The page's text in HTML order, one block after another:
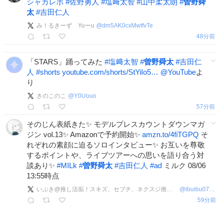
シャカレボ #佐野勇人 #塩﨑太智 #山中柔太朗 #曽野舜
太 #吉田仁人
み！るきーず Yuーu @dm5AK0cxMwtfvTe
48分前
「STARS」踊ってみた #塩﨑太智 #曽野舜太 #吉田仁
人 #shorts youtube.com/shorts/StYiIo5… @YouTubeよ
り
きのこのこ @Y0Uouo
57分前
そのじん表紙きた✨ モデルプレスカウントダウンマガ
ジン vol.13✨ Amazonで予約開始✨ amzn.to/4fiTGPQ そ
れぞれの素顔に迫るソロインタビュー✨ お互いを尊敬
するポイントや、ライブツアーへの思いを語り合う対
談あり✨ #MILk #曽野舜太 #吉田仁人 #ad ミルク 08/06
13:55時点
いぶき@推し活垢！スキズ、セブチ、ネクスジ推し！ @ibuibu0717
59分前